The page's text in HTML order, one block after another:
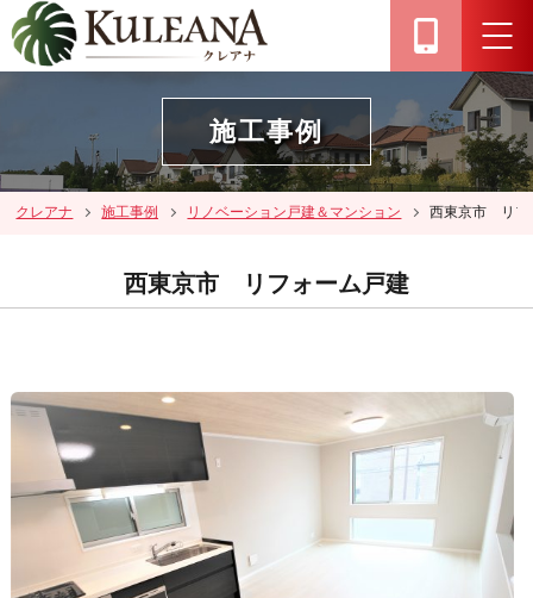
施工事例
クレアナ 施工事例 リノベーション戸建＆マンション 西東京市 リフ
西東京市 リフォーム戸建